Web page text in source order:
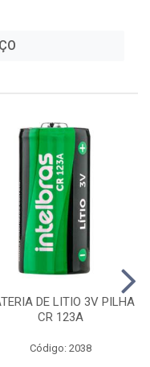
DE LITIO 3V PILHA
CR 123A
Código: 2038